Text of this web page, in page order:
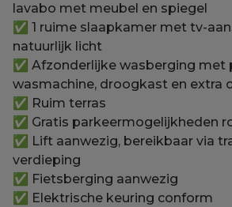
lavabo met meubel en spiegel
✅ 1 ruime slaapkamer met tv-
natuurlijk licht
✅ Afzonderlijke wasberging met
wasmachine, droogkast en extra
✅ Ruim terras
✅ Gratis parkeermogelijkheden
✅ Lift aanwezig, bereikbaar via
verdieping
✅ Fietsberging aanwezig
✅ Elektrische keuring conform